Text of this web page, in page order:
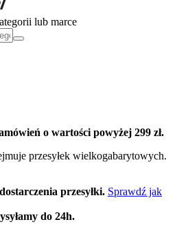
lub marce
o wartości powyżej 299 zł.
przesyłek wielkogabarytowych.
przesyłki. Sprawdź jak
do 24h.